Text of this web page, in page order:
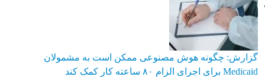
گزارش: چگونه هوش مصنوعی ممکن است به مشمولان
Medicaid برای اجرای الزام ۸۰ ساعته کار کمک کند